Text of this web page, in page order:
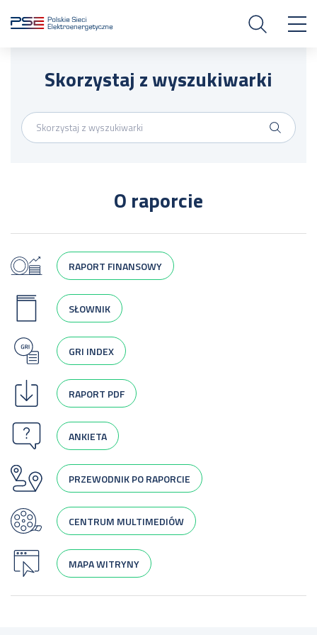
Skorzystaj z wyszukiwarki
O raporcie
RAPORT FINANSOWY
SŁOWNIK
GRI INDEX
RAPORT PDF
ANKIETA
PRZEWODNIK PO RAPORCIE
CENTRUM MULTIMEDIÓW
MAPA WITRYNY